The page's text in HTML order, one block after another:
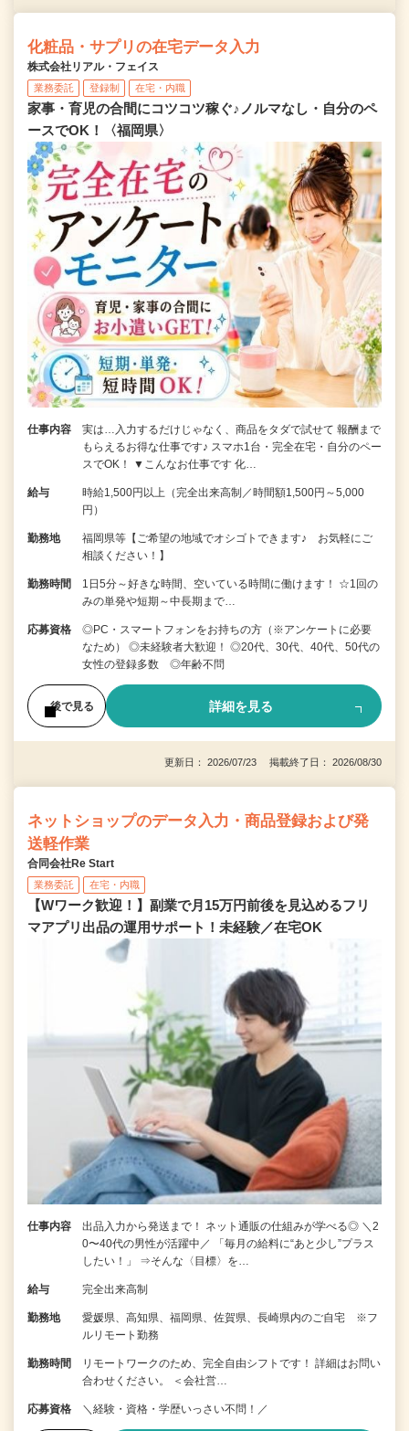
化粧品・サプリの在宅データ入力
株式会社リアル・フェイス
業務委託 登録制 在宅・内職
家事・育児の合間にコツコツ稼ぐ♪ノルマなし・自分のペ
ースでOK！〈福岡県〉
仕事内容
実は…入力するだけじゃなく、商品をタダで試せて 報酬まで
もらえるお得な仕事です♪ スマホ1台・完全在宅・自分のペー
スでOK！ ▼こんなお仕事です 化…
給与
時給1,500円以上（完全出来高制／時間額1,500円～5,000
円）
勤務地
福岡県等【ご希望の地域でオシゴトできます♪ お気軽にご
相談ください！】
勤務時間
1日5分～好きな時間、空いている時間に働けます！ ☆1回の
みの単発や短期～中長期まで…
応募資格
◎PC・スマートフォンをお持ちの方（※アンケートに必要
なため） ◎未経験者大歓迎！ ◎20代、30代、40代、50代の
女性の登録多数 ◎年齢不問
後で見る 詳細を見る
更新日： 2026/07/23 掲載終了日： 2026/08/30
ネットショップのデータ入力・商品登録および発
送軽作業
合同会社Re Start
業務委託 在宅・内職
【Wワーク歓迎！】副業で月15万円前後を見込めるフリ
マアプリ出品の運用サポート！未経験／在宅OK
仕事内容
出品入力から発送まで！ ネット通販の仕組みが学べる◎ ＼2
0〜40代の男性が活躍中／ 「毎月の給料に“あと少し”プラス
したい！」 ⇒そんな〈目標〉を…
給与 完全出来高制
勤務地
愛媛県、高知県、福岡県、佐賀県、長崎県内のご自宅 ※フ
ルリモート勤務
勤務時間
リモートワークのため、完全自由シフトです！ 詳細はお問い
合わせください。 ＜会社営…
応募資格 ＼経験・資格・学歴いっさい不問！／